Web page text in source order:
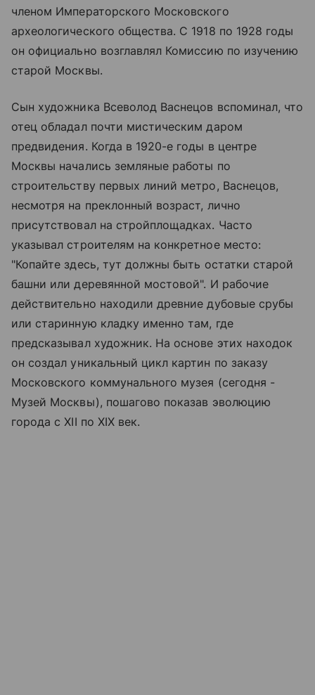
членом Императорского Московского
археологического общества. С 1918 по 1928 годы
он официально возглавлял Комиссию по изучению
старой Москвы.
Сын художника Всеволод Васнецов вспоминал, что
отец обладал почти мистическим даром
предвидения. Когда в 1920-е годы в центре
Москвы начались земляные работы по
строительству первых линий метро, Васнецов,
несмотря на преклонный возраст, лично
присутствовал на стройплощадках. Часто
указывал строителям на конкретное место:
"Копайте здесь, тут должны быть остатки старой
башни или деревянной мостовой". И рабочие
действительно находили древние дубовые срубы
или старинную кладку именно там, где
предсказывал художник. На основе этих находок
он создал уникальный цикл картин по заказу
Московского коммунального музея (сегодня -
Музей Москвы), пошагово показав эволюцию
города с XII по XIX век.